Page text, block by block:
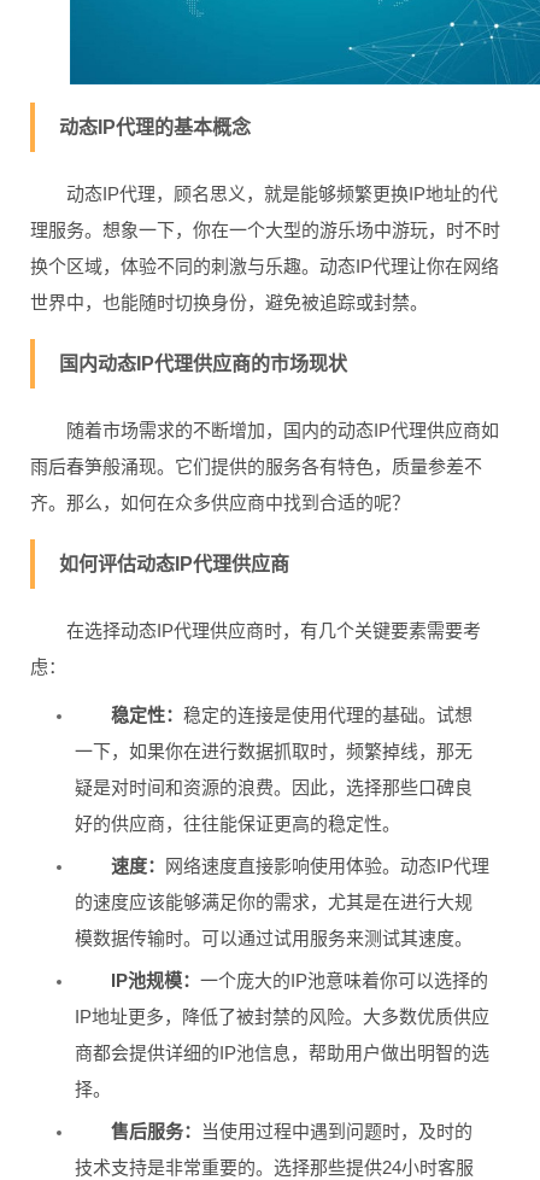
动态IP代理的基本概念
动态IP代理，顾名思义，就是能够频繁更换IP地址的代
理服务。想象一下，你在一个大型的游乐场中游玩，时不时
换个区域，体验不同的刺激与乐趣。动态IP代理让你在网络
世界中，也能随时切换身份，避免被追踪或封禁。
国内动态IP代理供应商的市场现状
随着市场需求的不断增加，国内的动态IP代理供应商如
雨后春笋般涌现。它们提供的服务各有特色，质量参差不
齐。那么，如何在众多供应商中找到合适的呢？
如何评估动态IP代理供应商
在选择动态IP代理供应商时，有几个关键要素需要考
虑：
稳定性： 稳定的连接是使用代理的基础。试想
一下，如果你在进行数据抓取时，频繁掉线，那无
疑是对时间和资源的浪费。因此，选择那些口碑良
好的供应商，往往能保证更高的稳定性。
速度：
网络速度直接影响使用体验。动态IP代理
的速度应该能够满足你的需求，尤其是在进行大规
模数据传输时。可以通过试用服务来测试其速度。
IP池规模： 一个庞大的IP池意味着你可以选择的
IP地址更多，降低了被封禁的风险。大多数优质供应
商都会提供详细的IP池信息，帮助用户做出明智的选
择。
售后服务：
当使用过程中遇到问题时，及时的
技术支持是非常重要的。选择那些提供24小时客服